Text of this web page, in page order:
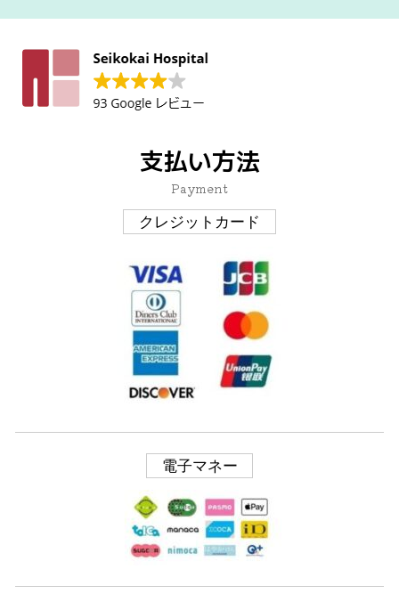
支払い方法
Payment
クレジットカード
電子マネー